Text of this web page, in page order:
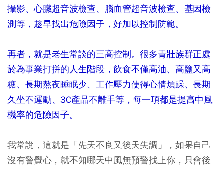
攝影、心臟超音波檢查、腦血管超音波檢查、基因檢
測等，趁早找出危險因子，好加以控制防範。
再者，就是老生常談的三高控制。很多青壯族群正處
於為事業打拼的人生階段，飲食不僅高油、高鹽又高
糖、長期熬夜睡眠少、工作壓力使得心情煩躁、長期
久坐不運動、3C產品不離手等，每一項都是提高中風
機率的危險因子。
我常說，這就是「先天不良又後天失調」，如果自己
沒有警覺心，就不知哪天中風無預警找上你，只會後